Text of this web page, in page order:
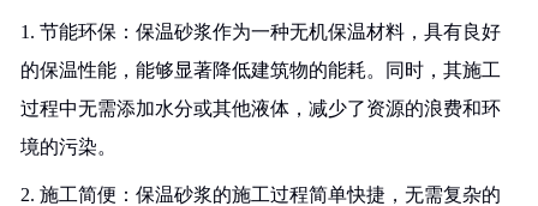
1. 节能环保：保温砂浆作为一种无机保温材料，具有良好
的保温性能，能够显著降低建筑物的能耗。同时，其施工
过程中无需添加水分或其他液体，减少了资源的浪费和环
境的污染。
2. 施工简便：保温砂浆的施工过程简单快捷，无需复杂的